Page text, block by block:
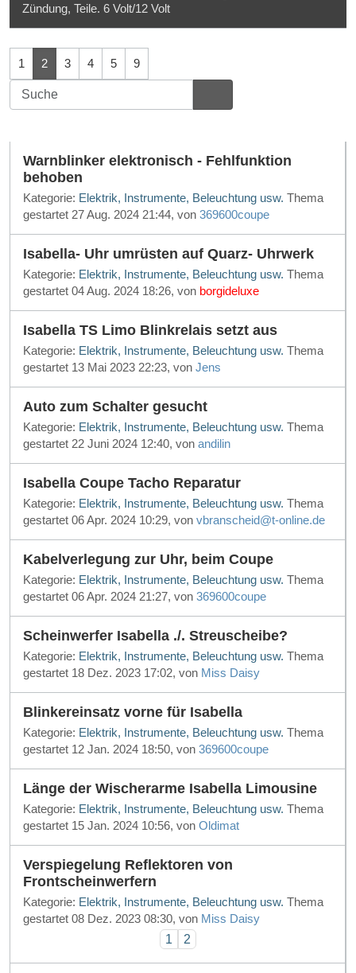
Zündung, Teile. 6 Volt/12 Volt
1 2 3 4 5 9
Warnblinker elektronisch - Fehlfunktion
behoben
Kategorie: Elektrik, Instrumente, Beleuchtung usw. Thema
gestartet 27 Aug. 2024 21:44, von 369600coupe
Isabella- Uhr umrüsten auf Quarz- Uhrwerk
Kategorie: Elektrik, Instrumente, Beleuchtung usw. Thema
gestartet 04 Aug. 2024 18:26, von borgideluxe
Isabella TS Limo Blinkrelais setzt aus
Kategorie: Elektrik, Instrumente, Beleuchtung usw. Thema
gestartet 13 Mai 2023 22:23, von Jens
Auto zum Schalter gesucht
Kategorie: Elektrik, Instrumente, Beleuchtung usw. Thema
gestartet 22 Juni 2024 12:40, von andilin
Isabella Coupe Tacho Reparatur
Kategorie: Elektrik, Instrumente, Beleuchtung usw. Thema
gestartet 06 Apr. 2024 10:29, von vbranscheid@t-online.de
Kabelverlegung zur Uhr, beim Coupe
Kategorie: Elektrik, Instrumente, Beleuchtung usw. Thema
gestartet 06 Apr. 2024 21:27, von 369600coupe
Scheinwerfer Isabella ./. Streuscheibe?
Kategorie: Elektrik, Instrumente, Beleuchtung usw. Thema
gestartet 18 Dez. 2023 17:02, von Miss Daisy
Blinkereinsatz vorne für Isabella
Kategorie: Elektrik, Instrumente, Beleuchtung usw. Thema
gestartet 12 Jan. 2024 18:50, von 369600coupe
Länge der Wischerarme Isabella Limousine
Kategorie: Elektrik, Instrumente, Beleuchtung usw. Thema
gestartet 15 Jan. 2024 10:56, von Oldimat
Verspiegelung Reflektoren von
Frontscheinwerfern
Kategorie: Elektrik, Instrumente, Beleuchtung usw. Thema
gestartet 08 Dez. 2023 08:30, von Miss Daisy
1
2